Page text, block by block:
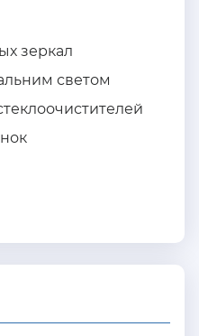
зеркал
светом